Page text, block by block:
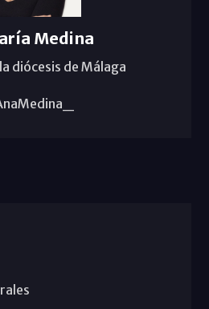
Medina
diócesis de Málaga